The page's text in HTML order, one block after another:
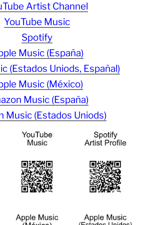
Artist Channel
YouTube Music
Spotify
Music (España)
(Estados Uniods, Españal)
Music (México)
Music (España)
Music (Estados Uniods)